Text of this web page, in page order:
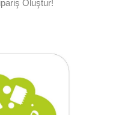
Oluştur!